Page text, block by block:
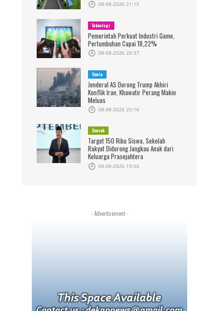
08-08-2026 21:15
Teknologi
Pemerintah Perkuat Industri Game,
Pertumbuhan Capai 18,22%
08-08-2026 20:37
Dunia
Jenderal AS Dorong Trump Akhiri
Konflik Iran, Khawatir Perang Makin
Meluas
08-08-2026 20:16
Daerah
Target 150 Ribu Siswa, Sekolah
Rakyat Didorong Jangkau Anak dari
Keluarga Prasejahtera
08-08-2026 19:56
- Advertisement -